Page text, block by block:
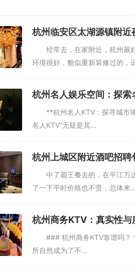
杭州临安区太湖源镇附
经常去，在家附近，杭州最好
环境很好，貌似重新装修过的，
杭州名人娱乐空间：探
**杭州名人KTV：探寻城市璀
名人KTV”无疑是其...
杭州上城区附近酒吧招
中了霸王餐去的，在平江万达
了一下平时价格也不贵，总体来
杭州商务KTV：真实性
### 杭州商务KTV靠谱吗？ **
所自然成为了不...